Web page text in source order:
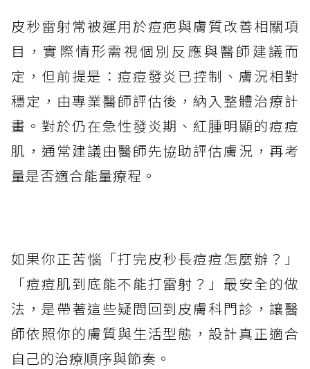
皮秒雷射常被運用於痘疤與膚質改善相關項
目，實際情形需視個別反應與醫師建議而
定，但前提是：痘痘發炎已控制、膚況相對
穩定，由專業醫師評估後，納入整體治療計
畫。對於仍在急性發炎期、紅腫明顯的痘痘
肌，通常建議由醫師先協助評估膚況，再考
量是否適合能量療程。
如果你正苦惱「打完皮秒長痘痘怎麼辦？」
「痘痘肌到底能不能打雷射？」最安全的做
法，是帶著這些疑問回到皮膚科門診，讓醫
師依照你的膚質與生活型態，設計真正適合
自己的治療順序與節奏。